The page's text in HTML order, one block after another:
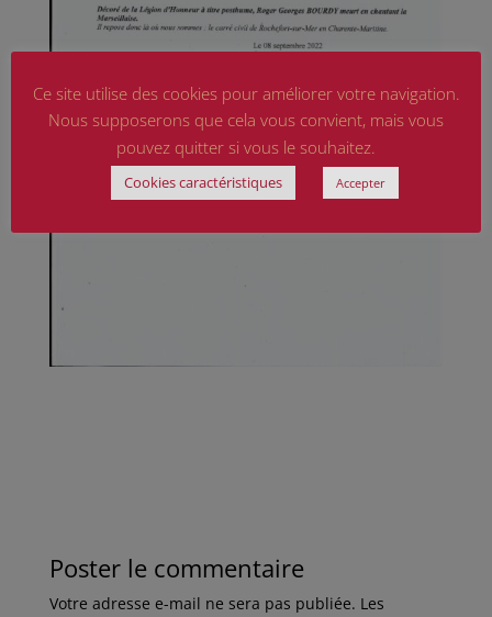
Poster le commentaire
Votre adresse e-mail ne sera pas publiée. Les
Ce site utilise des cookies pour améliorer votre navigation.
Nous supposerons que cela vous convient, mais vous
pouvez quitter si vous le souhaitez.
Cookies caractéristiques Accepter